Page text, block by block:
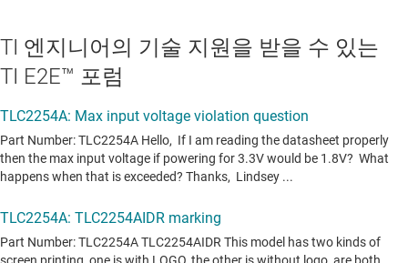
TI 엔지니어의 기술 지원을 받을 수 있는
TI E2E™ 포럼